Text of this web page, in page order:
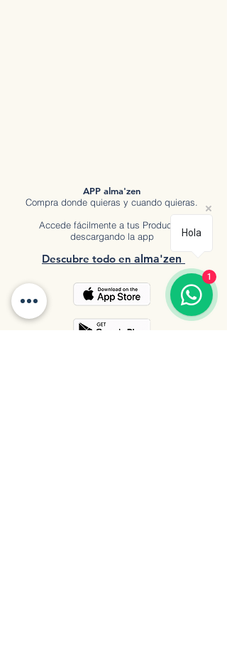
APP alma'zen
Compra donde quieras y cuando quieras.
Accede fácilmente a tus Productos
descargando la app
Descubre todo en a lma'zen
Hola
1